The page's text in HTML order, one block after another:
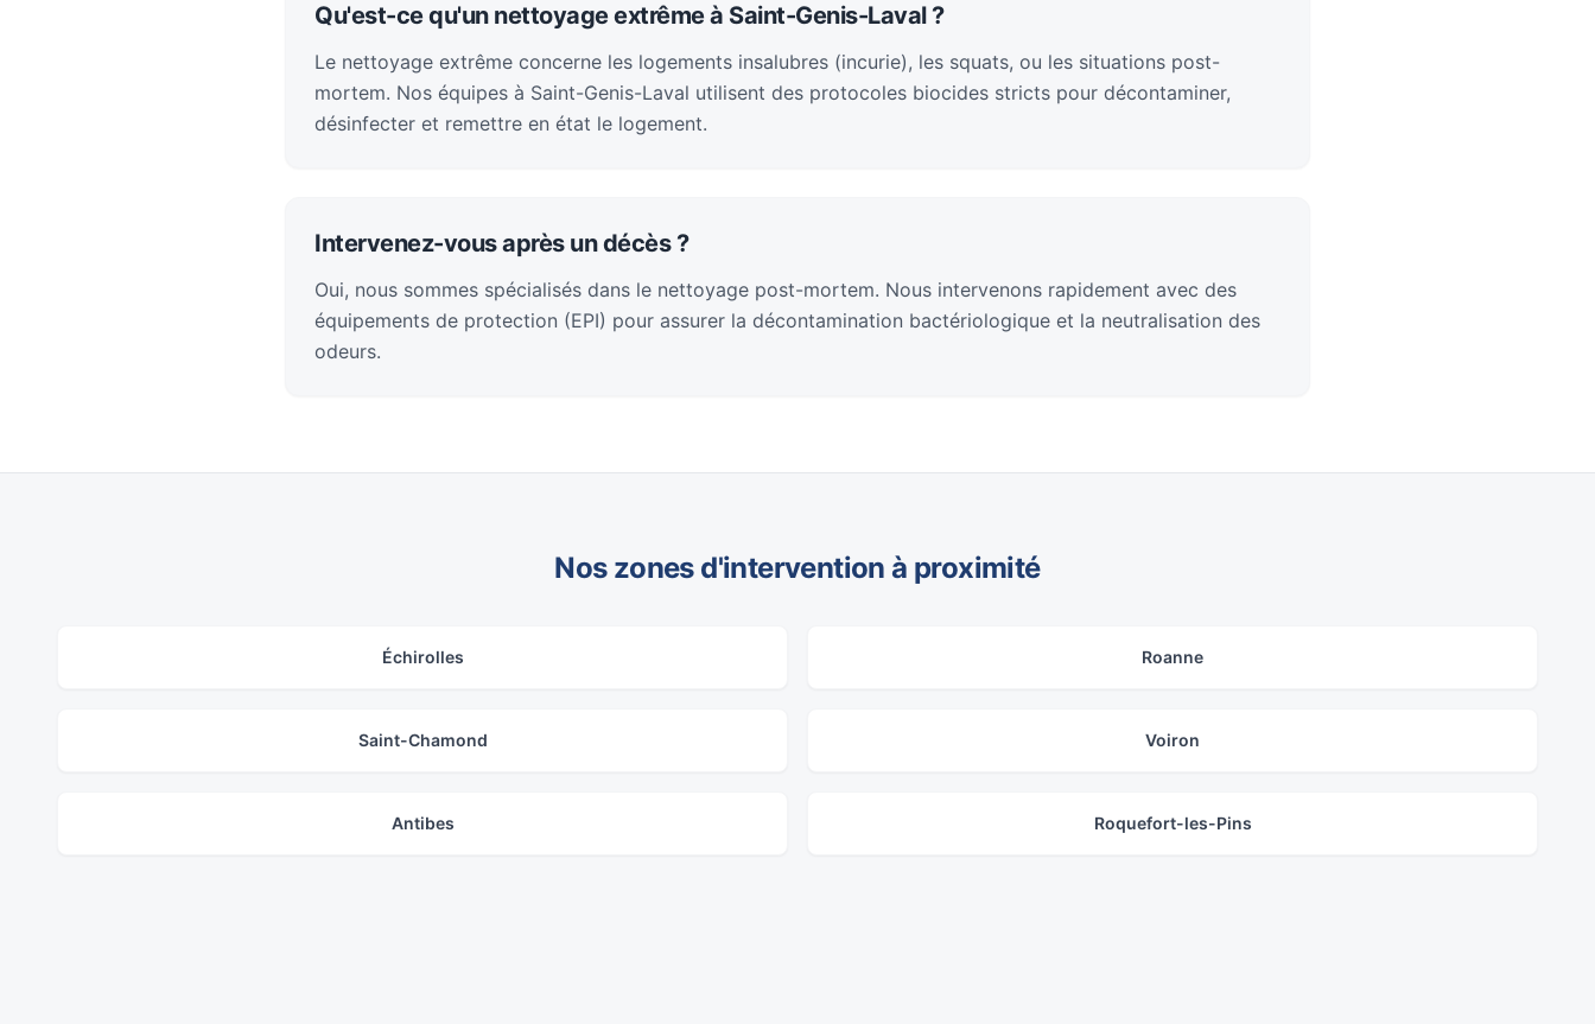
Qu'est-ce qu'un nettoyage extrême à Saint-Genis-Laval ?
Le nettoyage extrême concerne les logements insalubres (incurie), les squats, ou les situations post-
mortem. Nos équipes à Saint-Genis-Laval utilisent des protocoles biocides stricts pour décontaminer,
désinfecter et remettre en état le logement.
Intervenez-vous après un décès ?
Oui, nous sommes spécialisés dans le nettoyage post-mortem. Nous intervenons rapidement avec des
équipements de protection (EPI) pour assurer la décontamination bactériologique et la neutralisation des
odeurs.
Nos zones d'intervention à proximité
Échirolles Roanne
Saint-Chamond Voiron
Antibes Roquefort-les-Pins